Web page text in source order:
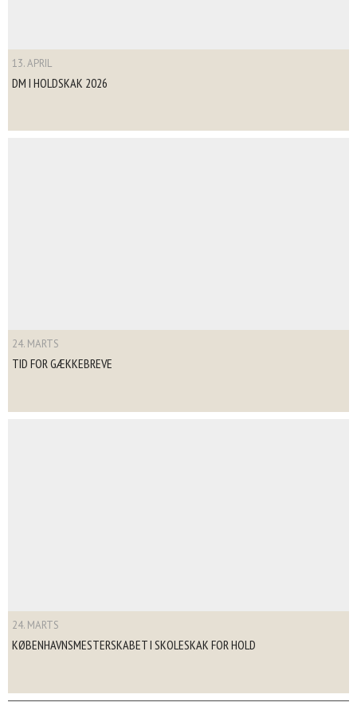
13. APRIL
DM I HOLDSKAK 2026
24. MARTS
TID FOR GÆKKEBREVE
24. MARTS
KØBENHAVNSMESTERSKABET I SKOLESKAK FOR HOLD